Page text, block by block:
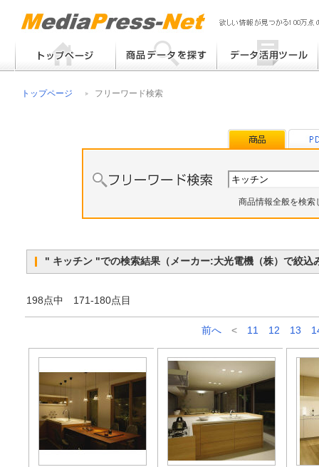
メーカー別検索
トップページ フリーワード検索
商品情報全般を検索
" キッチン "での検索結果（メーカー:大光電機（株）で絞
198点中 171-180点目
前へ < 11 12 13